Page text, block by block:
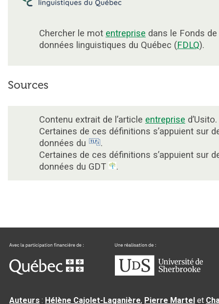
Chercher le mot entreprise dans le Fonds de
données linguistiques du Québec (FDLQ).
Sources
Contenu extrait de l’article entreprise d’Usito.
Certaines de ces définitions s’appuient sur
données du
.
Certaines de ces définitions s’appuient sur
données du GDT
.
Auteurs : Hélène Cajolet-Laganière, Pierre Martel et